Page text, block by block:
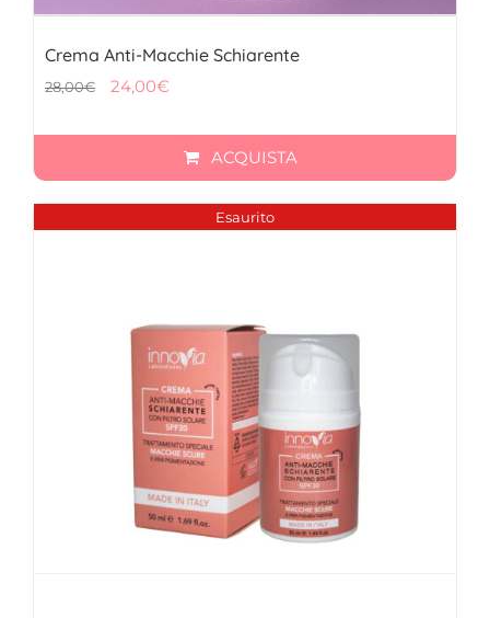
Crema Anti-Macchie Schiarente
28,00€
Il
era:
28,00€.
24,00€
è:
24,00€.
ACQUISTA
Esaurito